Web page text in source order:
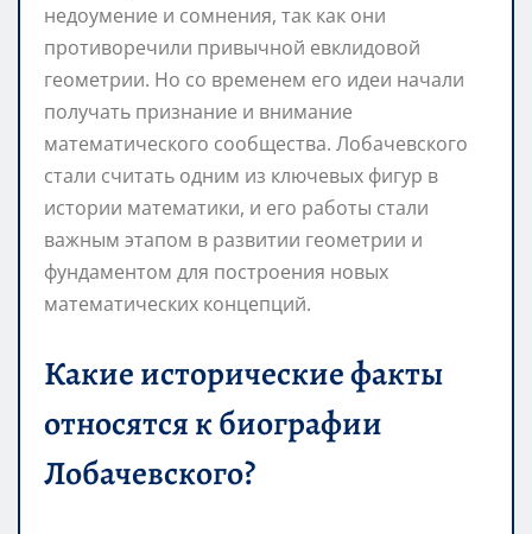
недоумение и сомнения, так как они
противоречили привычной евклидовой
геометрии. Но со временем его идеи начали
получать признание и внимание
математического сообщества. Лобачевского
стали считать одним из ключевых фигур в
истории математики, и его работы стали
важным этапом в развитии геометрии и
фундаментом для построения новых
математических концепций.
Какие исторические факты
относятся к биографии
Лобачевского?